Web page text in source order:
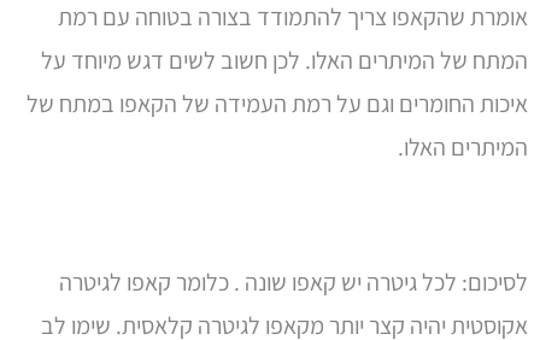
אומרת שהקאפו צריך להתמודד בצורה בטוחה עם רמת
המתח של המיתרים האלו. לכן חשוב לשים דגש מיוחד על
איכות החומרים וגם על רמת העמידה של הקאפו במתח של
המיתרים האלו.
לסיכום: לכל גיטרה יש קאפו שונה . כלומר קאפו לגיטרה
אקוסטית יהיה קצר יותר מקאפו לגיטרה קלאסית. שימו לב